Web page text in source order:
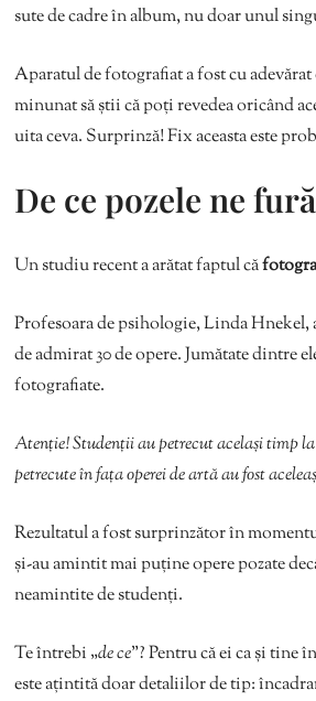
sute de cadre în album, nu doar unul
Aparatul de fotografiat a fost cu
minunat să știi că poți revedea oricând
uita ceva. Surprinză! Fix aceasta este
De ce pozele ne
Un studiu recent a arătat faptul că
Profesoara de psihologie, Linda Hnekel,
de admirat 30 de opere. Jumătate dintre
fotografiate.
Atenție! Studenții au petrecut același timp
petrecute în fața operei de artă au fost
Rezultatul a fost surprinzător în
și-au amintit mai puține opere pozate
neamintite de studenți.
Te întrebi „de ce”? Pentru că ei ca și
este ațintită doar detaliilor de tip: